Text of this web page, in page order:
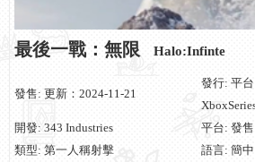
最後一戰：無限 Halo:Infinte
發售: 更新：2024-11-21
發行: 平
開發: 343 Industries
平台: 發
類型: 第一人稱射擊
語言: 簡